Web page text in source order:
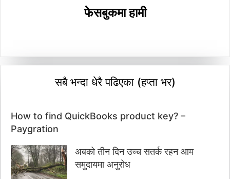
फेसबुकमा हामी
सबै भन्दा धेरै पढिएका (हप्ता भर)
How to find QuickBooks product key? –
Paygration
अबको तीन दिन उच्च सतर्क रहन आम
समुदायमा अनुरोध